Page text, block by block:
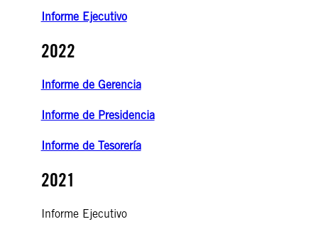
Informe Ejecutivo
2022
Informe de Gerencia
Informe de Presidencia
Informe de Tesorería
2021
Informe Ejecutivo